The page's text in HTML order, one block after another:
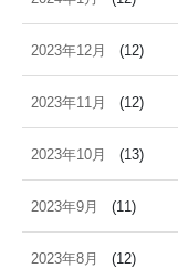
2023年12月 (12)
2023年11月 (12)
2023年10月 (13)
2023年9月 (11)
2023年8月 (12)